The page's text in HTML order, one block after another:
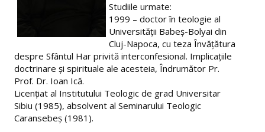
Relații internaționale
Alegeri academice
Baza materială
Studiile urmate:
1999 – doctor în teologie al
Universităţii Babeş-Bolyai din
Cluj-Napoca, cu teza Învăţătura
despre Sfântul Har privită interconfesional. Implicaţiile
doctrinare şi spirituale ale acesteia, Îndrumător Pr.
Prof. Dr. Ioan Ică.
Licenţiat al Institutului Teologic de grad Universitar
Sibiu (1985), absolvent al Seminarului Teologic
Caransebeş (1981).